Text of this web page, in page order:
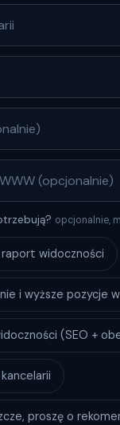
opcjonalnie,
raport widoczności
i wyższe pozycje
(SEO +
proszę o